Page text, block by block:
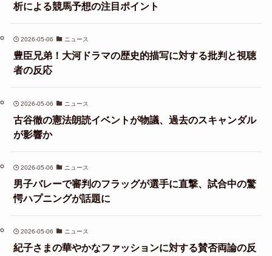
析による競馬予想の注目ポイント
2026-05-06 ニュース
豊臣兄弟！大河ドラマの歴史的描写に対する批判と視聴
者の反応
2026-05-06 ニュース
古谷徹の憲法朗読イベントが物議、過去のスキャンダル
が影響か
2026-05-06 ニュース
男子バレーで審判のフラッグが選手に直撃、試合中の驚
愕ハプニングが話題に
2026-05-06 ニュース
紀子さまの華やかなファッションに対する賛否両論の反